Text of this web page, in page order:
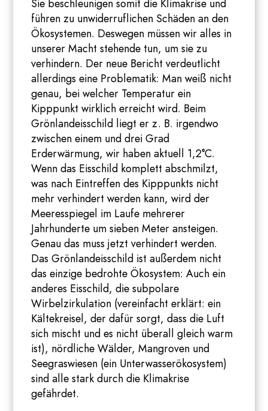
Sie beschleunigen somit die Klimakrise und
führen zu unwiderruflichen Schäden an den
Ökosystemen. Deswegen müssen wir alles in
unserer Macht stehende tun, um sie zu
verhindern. Der neue Bericht verdeutlicht
allerdings eine Problematik: Man weiß nicht
genau, bei welcher Temperatur ein
Kipppunkt wirklich erreicht wird. Beim
Grönlandeisschild liegt er z. B. irgendwo
zwischen einem und drei Grad
Erderwärmung, wir haben aktuell 1,2°C.
Wenn das Eisschild komplett abschmilzt,
was nach Eintreffen des Kipppunkts nicht
mehr verhindert werden kann, wird der
Meeresspiegel im Laufe mehrerer
Jahrhunderte um sieben Meter ansteigen.
Genau das muss jetzt verhindert werden.
Das Grönlandeisschild ist außerdem nicht
das einzige bedrohte Ökosystem: Auch ein
anderes Eisschild, die subpolare
Wirbelzirkulation (vereinfacht erklärt: ein
Kältekreisel, der dafür sorgt, dass die Luft
sich mischt und es nicht überall gleich warm
ist), nördliche Wälder, Mangroven und
Seegraswiesen (ein Unterwasserökosystem)
sind alle stark durch die Klimakrise
gefährdet.